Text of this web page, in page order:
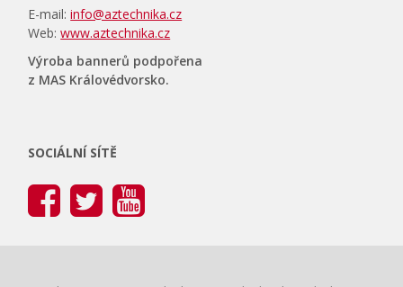
E-mail:info@aztechnika.cz
Web:www.aztechnika.cz
Výroba bannerů podpořena
z MAS Královédvorsko.
SOCIÁLNÍ SÍTĚ